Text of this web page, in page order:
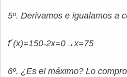
5º. Derivamos e igualamos a
f´(x)=150-2x=0→x=75
6º. ¿Es el máximo? Lo